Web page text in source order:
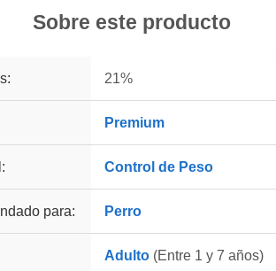
Sobre este producto
21%
Premium
Control de Peso
para: Perro
Adulto (Entre 1 y 7 años)